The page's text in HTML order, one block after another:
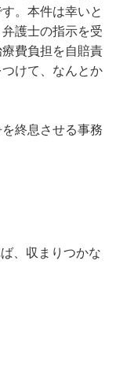
。本件は幸いと
護士の指示を受
費負担を自賠責
けて、なんとか
終息させる事務
、収まりつかな